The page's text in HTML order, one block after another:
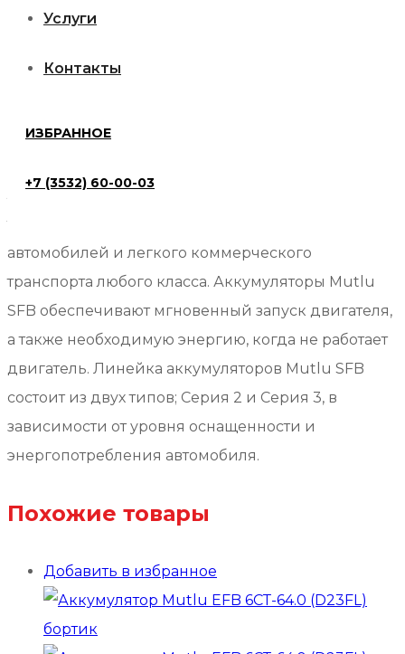
Услуги
Контакты
ИЗБРАННОЕ
+7 (3532) 60-00-03
SFB
6СТ-63.0
SFB — Технология Аккумуляторов с жидким
Залитые аккумуляторы Mutlu SFB, оснащенные
автомобилей и легкого коммерческого
транспорта любого класса. Аккумуляторы Mutlu
SFB обеспечивают мгновенный запуск двигателя,
а также необходимую энергию, когда не работает
двигатель. Линейка аккумуляторов Mutlu SFB
состоит из двух типов; Серия 2 и Серия 3, в
зависимости от уровня оснащенности и
энергопотребления автомобиля.
Похожие товары
Добавить в избранное